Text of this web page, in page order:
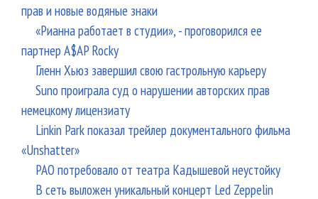
прав и новые водяные знаки
«Рианна работает в студии», - проговорился ее
партнер A$AP Rocky
Гленн Хьюз завершил свою гастрольную карьеру
Suno проиграла суд о нарушении авторских прав
немецкому лицензиату
Linkin Park показал трейлер документального фильма
«Unshatter»
РАО потребовало от театра Кадышевой неустойку
В сеть выложен уникальный концерт Led Zeppelin